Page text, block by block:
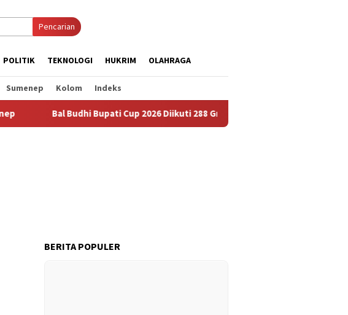
Pencarian
POLITIK TEKNOLOGI HUKRIM OLAHRAGA
Sumenep Kolom Indeks
Bupati Cup 2026 Diikuti 288 Grup, Jadi Ajang Lestarikan Budaya dan
BERITA POPULER